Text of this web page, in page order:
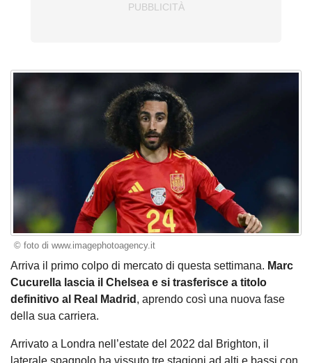
© foto di www.imagephotoagency.it
Arriva il primo colpo di mercato di questa settimana. Marc
Cucurella lascia il Chelsea e si trasferisce a titolo
definitivo al Real Madrid , aprendo così una nuova fase
della sua carriera.
Arrivato a Londra nell’estate del 2022 dal Brighton, il
laterale spagnolo ha vissuto tre stagioni ad alti e bassi con